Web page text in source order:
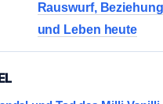
Rauswurf,
und Leben heute